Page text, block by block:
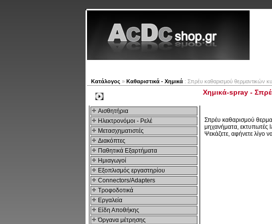
Κατάλογος » Καθαριστικά - Χημικά : Σπρέυ καθαρισμού θερμαντικών
Αισθητήρια
Ηλεκτρονόμοι - Ρελέ
Μετασχηματιστές
Διακόπτες
Παθητικά Εξαρτήματα
Hμιαγωγοί
Εξοπλισμός εργαστηρίου
Connectors/Adapters
Τροφοδοτικά
Εργαλεία
Είδη Αποθήκης
Όργανα μέτρησης
Χημικά-spray -
Σπρέυ καθαρισμού
μηχανήματα, εκτυπωτές
Ψεκάζετε, αφήνετε λίγο